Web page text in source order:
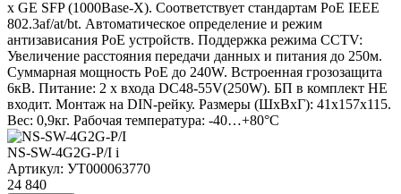
x GE SFP (1000Base-X). Соответствует стандартам PoE IEEE
802.3af/at/bt. Автоматическое определение и режим
антизависания PoE устройств. Поддержка режима CCTV:
Увеличение расстояния передачи данных и питания до 250м.
Суммарная мощность PoE до 240W. Встроенная грозозащита
6кВ. Питание: 2 x входа DC48-55V(250W). БП в комплект НЕ
входит. Монтаж на DIN-рейку. Размеры (ШхВхГ): 41x157x115.
Вес: 0,9кг. Рабочая температура: -40…+80°С
NS-SW-4G2G-P/I i
Артикул: УТ000063770
24 840